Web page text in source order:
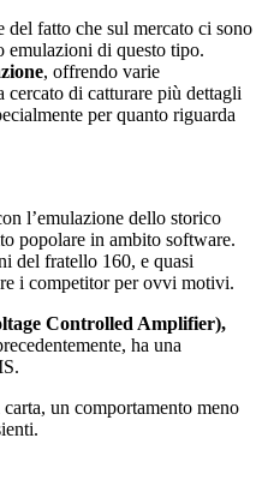
del fatto che sul mercato ci sono
emulazioni di questo tipo.
, offrendo varie
di catturare più dettagli
per quanto riguarda
l’emulazione dello storico
popolare in ambito software.
del fratello 160, e quasi
i competitor per ovvi motivi.
Controlled Amplifier),
ha una
un comportamento meno